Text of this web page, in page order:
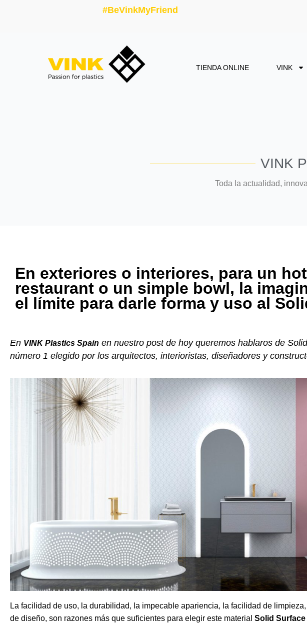
#BeVinkMyFriend
TIENDA ONLINE VINK
VINK
Toda la actualidad,
En exteriores o interiores, para un
restaurant o un simple bowl, la
el límite para darle forma y uso al
En VINK Plastics Spain en nuestro post de hoy queremos hablaros de
número 1 elegido por los arquitectos, interioristas, diseñadores y
La facilidad de uso, la durabilidad, la impecable apariencia, la facilidad de
de diseño, son razones más que suficientes para elegir este material Solid Surface